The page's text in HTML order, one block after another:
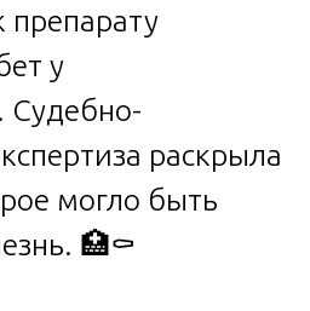
препарату
у
Судебно-
раскрыла
могло быть
🏥⚰️